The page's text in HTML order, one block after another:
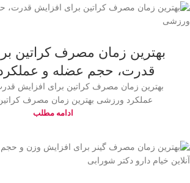
بهترین زمان مصرف کراتین
قدرت، حجم عضله و
بهترین زمان مصرف کراتین برای افزایش
عملکرد ورزشی بهترین زمان مصرف
ادامه مطلب